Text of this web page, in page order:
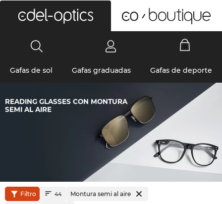
Gafas de sol Gafas graduadas Gafas de deporte
READING GLASSES CON MONTURA
SEMI AL AIRE
Filtro 44
Montura semi al aire